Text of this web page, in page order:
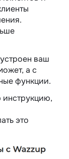
ваш
а с
функции.
это